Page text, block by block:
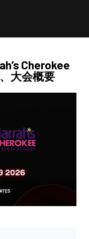
Cherokee
大会概要